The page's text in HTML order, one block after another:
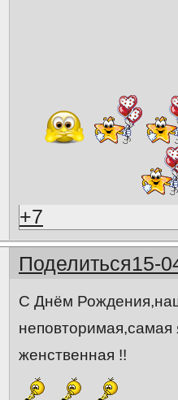
+7
Поделиться15-
С Днём
неповторимая,самая
женственная !!